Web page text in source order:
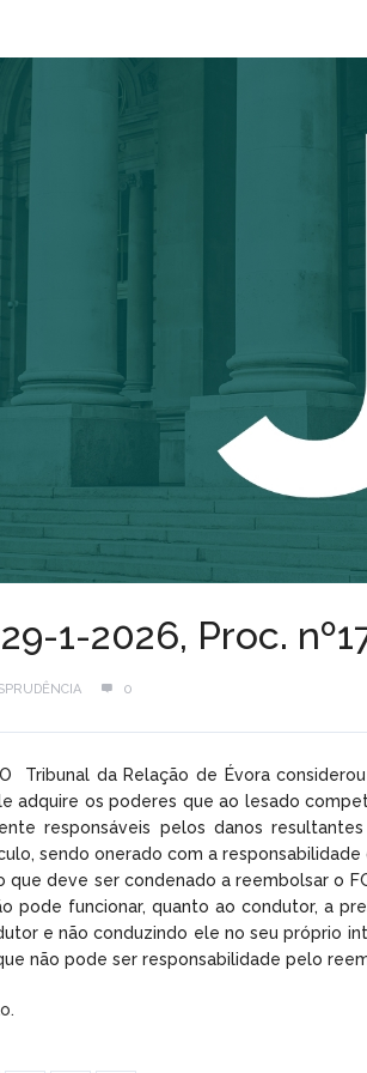
1-2026, Proc.
0
Tribunal da Relação de Évora
adquire os poderes que ao lesado
responsáveis pelos danos
sendo onerado com a
que deve ser condenado a reembolsar o
funcionar, quanto ao condutor, a
e não conduzindo ele no seu próprio
não pode ser responsabilidade pelo